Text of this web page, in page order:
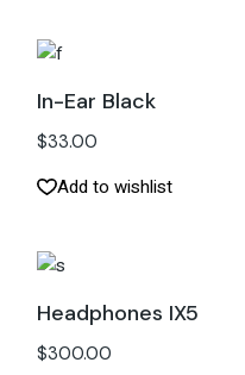
In-Ear Black
$33.00
Add to wishlist
Headphones IX5
$300.00